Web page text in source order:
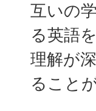
互いの
る英語
理解が
ること